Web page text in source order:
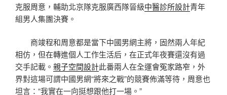
克服周意，輔助北京隊克服廣西隊晉級中醫診所設計青年
組男人集團決賽。
商竣程和周意都是當下中國男網主將，固然兩人年紀
相仿，但在轉進個人工作生活后，在正式年夜賽還沒有過
交手記載。 親子空間設計此番兩人在全運會冤家路窄，外
界對這場可謂中國男網“將來之戰”的競賽佈滿等待，周意也
坦言：“我實在一向挺想跟他打一場。”